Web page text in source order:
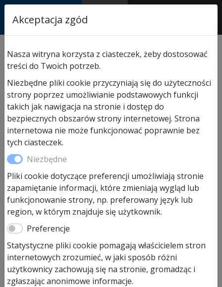
AUTORYZOWANY
PARTNER & SERWIS
przemysłowych/ Zabezpieczenie przed pęknięciem
sprężyny
Zabezpieczenie przed
pęknięciem sprężyny
779,00zł
Pozostało tylko: 2 (może być zamówiony)
Akceptacja zgód
Nasza witryna korzysta z ciasteczek, żeby dostosować
treści do Twoich potrzeb.
Niezbędne pliki cookie przyczyniają się do użyteczności
strony poprzez umożliwianie podstawowych funkcji
takich jak nawigacja na stronie i dostęp do
bezpiecznych obszarów strony internetowej. Strona
internetowa nie może funkcjonować poprawnie bez
tych ciasteczek.
Niezbędne
Pliki cookie dotyczące preferencji umożliwiają stronie
zapamiętanie informacji, które zmieniają wygląd lub
funkcjonowanie strony, np. preferowany język lub
region, w którym znajduje się użytkownik.
Preferencje
Statystyczne pliki cookie pomagają właścicielem stron
internetowych zrozumieć, w jaki sposób różni
użytkownicy zachowują się na stronie, gromadząc i
zgłaszając anonimowe informacje.